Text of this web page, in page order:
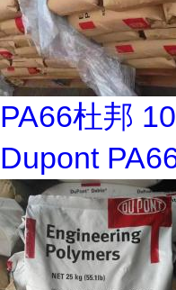
PA66杜邦
Dupont